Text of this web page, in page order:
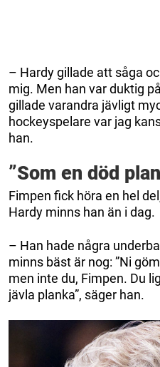
– Hardy gillade att såga
mig. Men han var duktig
gillade varandra jävligt
hockeyspelare var jag
han.
”Som en död
Fimpen fick höra en hel
Hardy minns han än i dag.
– Han hade några
minns bäst är nog: ”Ni
men inte du, Fimpen. Du
jävla planka”, säger han.